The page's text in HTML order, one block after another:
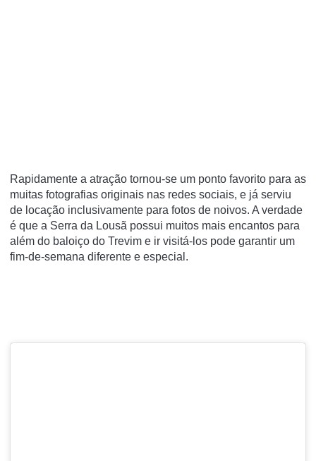
Rapidamente a atração tornou-se um ponto favorito para as
muitas fotografias originais nas redes sociais, e já serviu
de locação inclusivamente para fotos de noivos. A verdade
é que a Serra da Lousã possui muitos mais encantos para
além do baloiço do Trevim e ir visitá-los pode garantir um
fim-de-semana diferente e especial.